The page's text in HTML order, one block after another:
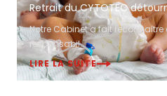
Retrait du CYTOTEC
Notre Cabinet a fait
responsabil...
LIRE LA SUITE